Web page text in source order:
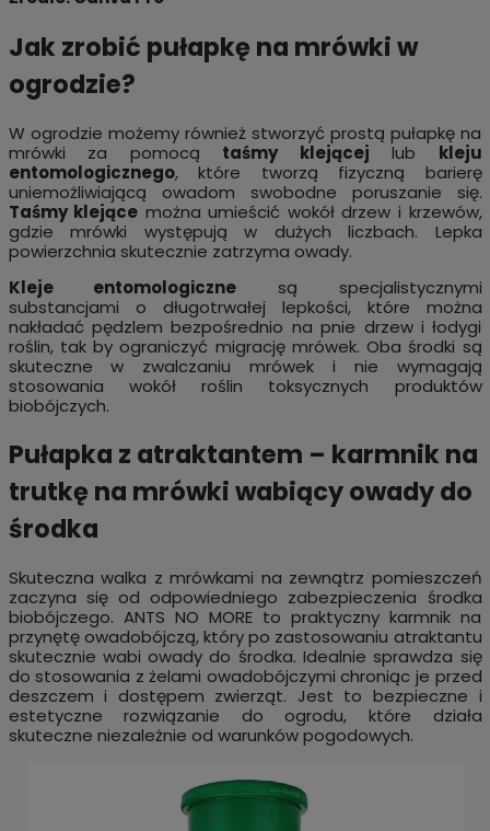
Jak zrobić pułapkę na mrówki w
ogrodzie?
W ogrodzie możemy również stworzyć prostą pułapkę na
mrówki za pomocą taśmy klejącej lub kleju
entomologicznego, które tworzą fizyczną barierę
uniemożliwiającą owadom swobodne poruszanie się.
Taśmy klejące można umieścić wokół drzew i krzewów,
gdzie mrówki występują w dużych liczbach. Lepka
powierzchnia skutecznie zatrzyma owady.
Kleje entomologiczne są specjalistycznymi
substancjami o długotrwałej lepkości, które można
nakładać pędzlem bezpośrednio na pnie drzew i łodygi
roślin, tak by ograniczyć migrację mrówek. Oba środki są
skuteczne w zwalczaniu mrówek i nie wymagają
stosowania wokół roślin toksycznych produktów
biobójczych.
Pułapka z atraktantem – karmnik na
trutkę na mrówki wabiący owady do
środka
Skuteczna walka z mrówkami na zewnątrz pomieszczeń
zaczyna się od odpowiedniego zabezpieczenia środka
biobójczego. ANTS NO MORE to praktyczny karmnik na
przynętę owadobójczą, który po zastosowaniu atraktantu
skutecznie wabi owady do środka. Idealnie sprawdza się
do stosowania z żelami owadobójczymi chroniąc je przed
deszczem i dostępem zwierząt. Jest to bezpieczne i
estetyczne rozwiązanie do ogrodu, które działa
skuteczne niezależnie od warunków pogodowych.